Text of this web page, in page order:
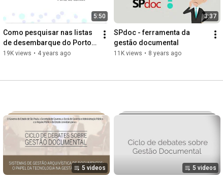
5:50
Como pesquisar nas listas
de desembarque do Porto
de Santos
19K views • 4 years ago
3:37
SPdoc - ferramenta da
gestão documental
11K views • 8 years ago
5 videos 5 videos